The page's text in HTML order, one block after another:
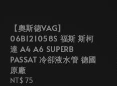
【奧斯德VAG】
06B121058S 福斯 斯柯
達 A4 A6 SUPERB
PASSAT 冷卻液水管 德國
原廠
Regular
NT$ 75